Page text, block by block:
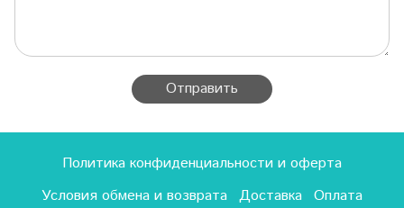
Отправить
Политика конфиденциальности и оферта
Условия обмена и возврата Доставка Оплата